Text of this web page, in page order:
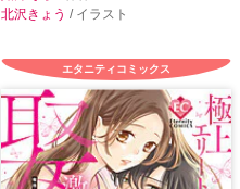
北沢きょう / イラスト
エタニティコミックス